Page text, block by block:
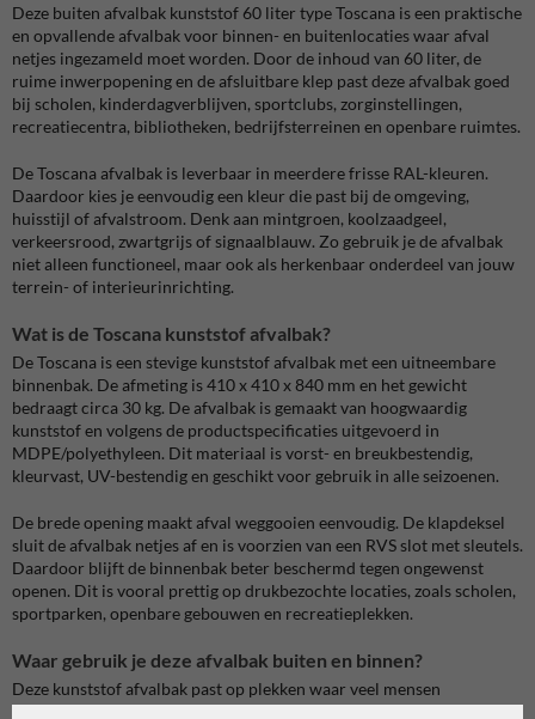
Deze buiten afvalbak kunststof 60 liter type Toscana is een praktische
en opvallende afvalbak voor binnen- en buitenlocaties waar afval
netjes ingezameld moet worden. Door de inhoud van 60 liter, de
ruime inwerpopening en de afsluitbare klep past deze afvalbak goed
bij scholen, kinderdagverblijven, sportclubs, zorginstellingen,
recreatiecentra, bibliotheken, bedrijfsterreinen en openbare ruimtes.
De Toscana afvalbak is leverbaar in meerdere frisse RAL-kleuren.
Daardoor kies je eenvoudig een kleur die past bij de omgeving,
huisstijl of afvalstroom. Denk aan mintgroen, koolzaadgeel,
verkeersrood, zwartgrijs of signaalblauw. Zo gebruik je de afvalbak
niet alleen functioneel, maar ook als herkenbaar onderdeel van jouw
terrein- of interieurinrichting.
Wat is de Toscana kunststof afvalbak?
De Toscana is een stevige kunststof afvalbak met een uitneembare
binnenbak. De afmeting is 410 x 410 x 840 mm en het gewicht
bedraagt circa 30 kg. De afvalbak is gemaakt van hoogwaardig
kunststof en volgens de productspecificaties uitgevoerd in
MDPE/polyethyleen. Dit materiaal is vorst- en breukbestendig,
kleurvast, UV-bestendig en geschikt voor gebruik in alle seizoenen.
De brede opening maakt afval weggooien eenvoudig. De klapdeksel
sluit de afvalbak netjes af en is voorzien van een RVS slot met sleutels.
Daardoor blijft de binnenbak beter beschermd tegen ongewenst
openen. Dit is vooral prettig op drukbezochte locaties, zoals scholen,
sportparken, openbare gebouwen en recreatieplekken.
Waar gebruik je deze afvalbak buiten en binnen?
Deze kunststof afvalbak past op plekken waar veel mensen
samenkomen en waar je zwerfafval wilt beperken. Op een